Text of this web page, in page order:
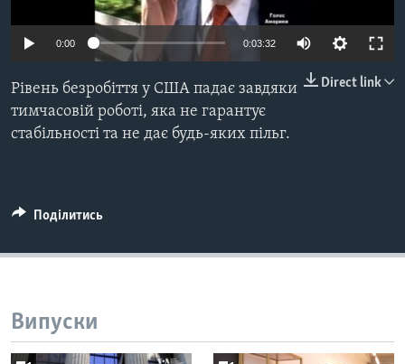
СУСПІЛЬСТВО
ЕКОНОМІКА
ІСТОРІЇ УСПІХУ УКРАЇНЦІВ
ТЕЛЕПРОГРАМИ
БРИФІНГ ГОЛОСУ АМЕРИКИ
СТУДІЯ ВАШИНГТОН
Learning English
0:00 0:03:32
Direct link
Рівень безробіття у США падає завдяки
тимчасовій роботі, яка не гарантує
стабільності та не дає будь-яких пільг.
Поділитись
Випуски